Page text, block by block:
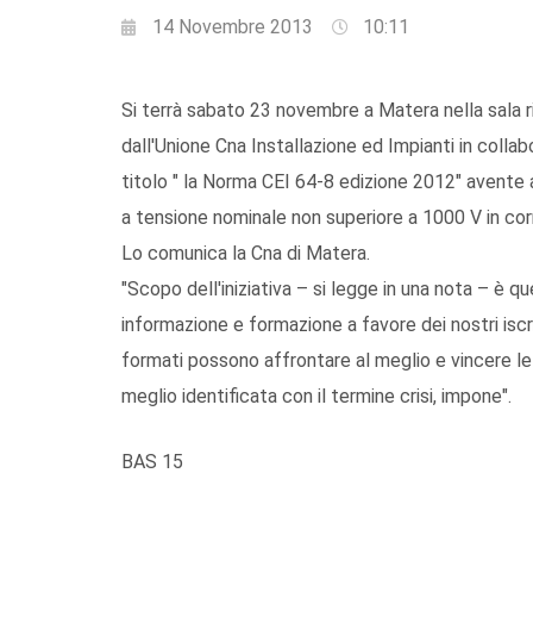
14 Novembre 2013 10:11
Si terrà sabato 23 novembre a Matera nella sala
dall'Unione Cna Installazione ed Impianti in
titolo " la Norma CEI 64-8 edizione 2012"
a tensione nominale non superiore a 1000 V in
Lo comunica la Cna di Matera.
"Scopo dell'iniziativa – si legge in una nota – è
informazione e formazione a favore dei nostri
formati possono affrontare al meglio e vincere
meglio identificata con il termine crisi, impone".
BAS 15